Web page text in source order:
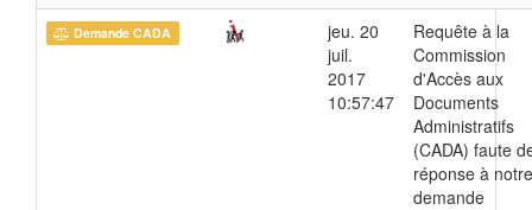
Demande CADA
jeu. 20
juil.
2017
10:57:47
Requête à la
Commission
d'Accès aux
Documents
Administratifs
(CADA) faute
réponse à notre
demande